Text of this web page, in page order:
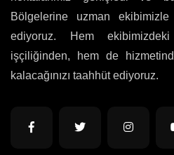
Bölgelerine uzman
ediyoruz. Hem
işçiliğinden, hem de
kalacağınızı taahhüt ediyoruz.